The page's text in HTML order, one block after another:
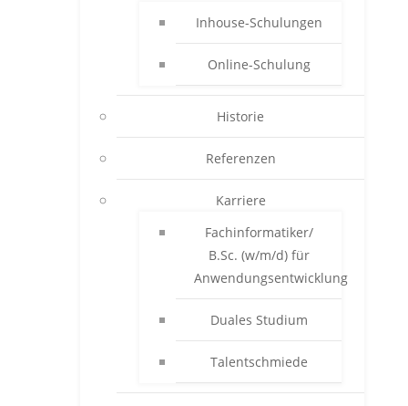
Inhouse-Schulungen
Online-Schulung
Historie
Referenzen
Karriere
Fachinformatiker/
B.Sc. (w/m/d) für
Anwendungsentwicklung
Duales Studium
Talentschmiede